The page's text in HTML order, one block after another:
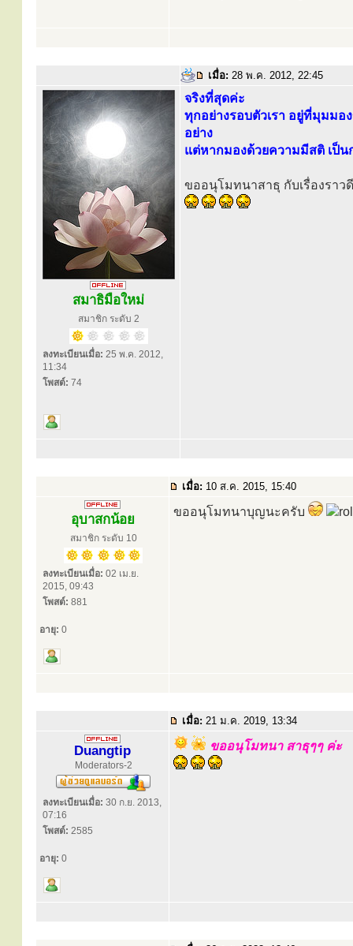
เมื่อ: 28 พ.ค. 2012, 22:45
สมาธิมือใหม่
สมาชิก ระดับ 2
ลงทะเบียนเมื่อ: 25 พ.ค. 2012,
11:34
โพสต์: 74
จริงที่สุดค่ะ
ทุกอย่างรอบตัวเรา อยู่ที่มุมมอ
อย่าง
แต่หากมองด้วยความมีสติ เป็น
ขออนุโมทนาสาธุ กับเรื่องราว
เมื่อ: 10 ส.ค. 2015, 15:40
อุบาสกน้อย
สมาชิก ระดับ 10
ลงทะเบียนเมื่อ: 02 เม.ย.
2015, 09:43
โพสต์: 881
อายุ: 0
ขออนุโมทนาบุญนะครับ
เมื่อ: 21 ม.ค. 2019, 13:34
Duangtip
Moderators-2
ลงทะเบียนเมื่อ: 30 ก.ย. 2013,
07:16
โพสต์: 2585
อายุ: 0
ขออนุโมทนา สาธุๆๆ ค่ะ